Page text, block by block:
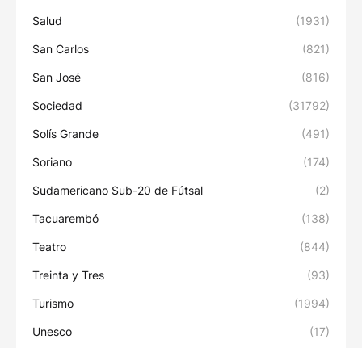
Salud (1931)
San Carlos (821)
San José (816)
Sociedad (31792)
Solís Grande (491)
Soriano (174)
Sudamericano Sub-20 de Fútsal (2)
Tacuarembó (138)
Teatro (844)
Treinta y Tres (93)
Turismo (1994)
Unesco (17)